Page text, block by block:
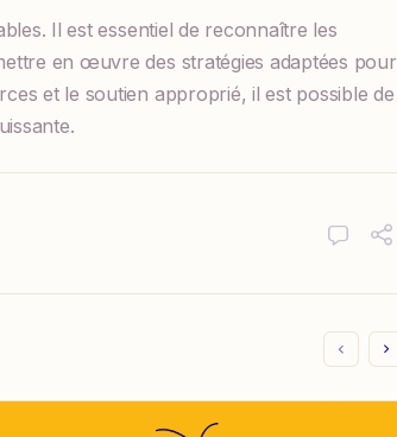
Il est essentiel de reconnaître les
en œuvre des stratégies adaptées pour
et le soutien approprié, il est possible de